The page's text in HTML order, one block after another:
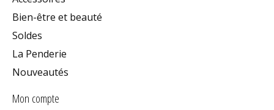
Bien-être et beauté
Soldes
La Penderie
Nouveautés
Mon compte